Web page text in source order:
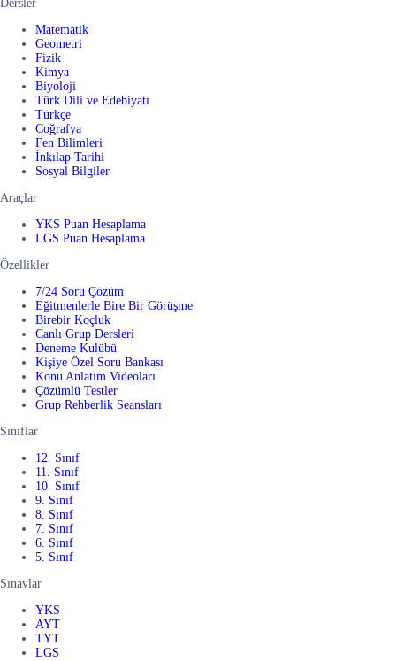
Dersler
Matematik
Geometri
Fizik
Kimya
Biyoloji
Türk Dili ve Edebiyatı
Türkçe
Coğrafya
Fen Bilimleri
İnkılap Tarihi
Sosyal Bilgiler
Araçlar
YKS Puan Hesaplama
LGS Puan Hesaplama
Özellikler
7/24 Soru Çözüm
Eğitmenlerle Bire Bir Görüşme
Birebir Koçluk
Canlı Grup Dersleri
Deneme Kulübü
Kişiye Özel Soru Bankası
Konu Anlatım Videoları
Çözümlü Testler
Grup Rehberlik Seansları
Sınıflar
12. Sınıf
11. Sınıf
10. Sınıf
9. Sınıf
8. Sınıf
7. Sınıf
6. Sınıf
5. Sınıf
Sınavlar
YKS
AYT
TYT
LGS